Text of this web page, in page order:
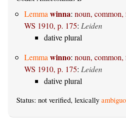
Lemma winna: noun, common,
WS 1910, p. 175: Leiden
dative plural
Lemma winno: noun, common,
WS 1910, p. 175: Leiden
dative plural
Status: not verified, lexically